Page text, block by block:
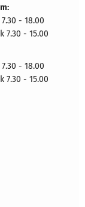
- 18.00
7.30 - 15.00
- 18.00
7.30 - 15.00